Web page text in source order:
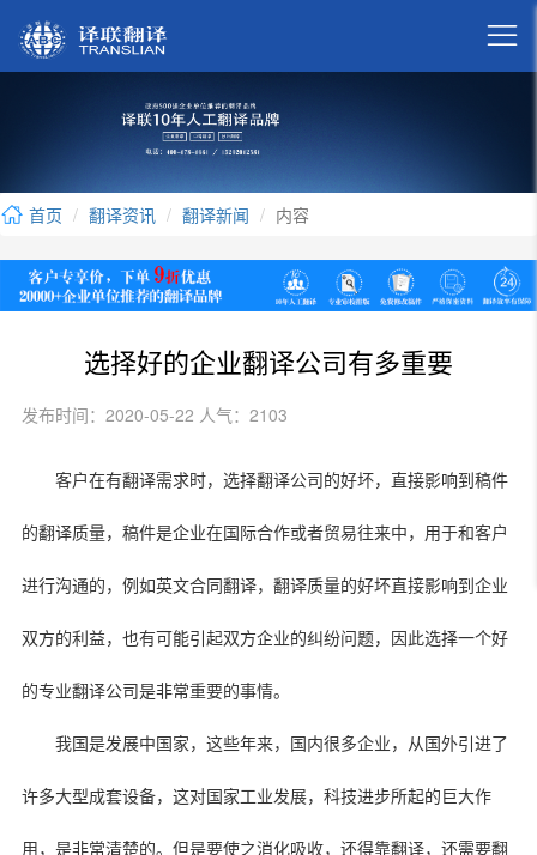

首页 翻译资讯 翻译新闻 内容
选择好的企业翻译公司有多重要
发布时间：2020-05-22 人气：2103
客户在有翻译需求时，选择翻译公司的好坏，直接影响到稿件
的翻译质量，稿件是企业在国际合作或者贸易往来中，用于和客户
进行沟通的，例如英文合同翻译，翻译质量的好坏直接影响到企业
双方的利益，也有可能引起双方企业的纠纷问题，因此选择一个好
的专业翻译公司是非常重要的事情。
我国是发展中国家，这些年来，国内很多企业，从国外引进了
许多大型成套设备，这对国家工业发展，科技进步所起的巨大作
用，是非常清楚的。但是要使之消化吸收，还得靠翻译，还需要翻